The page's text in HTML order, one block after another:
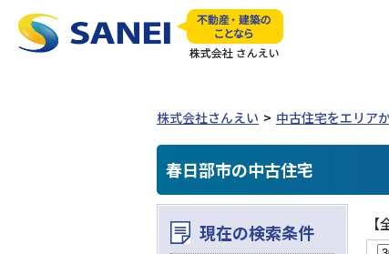
株式会社さんえい 中古住宅をエリア
春日部市の中古住宅
【
現在の検索条件